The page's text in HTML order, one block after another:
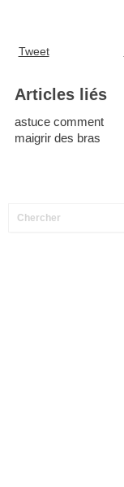
Tweet
Articles liés
astuce comment
maigrir des bras